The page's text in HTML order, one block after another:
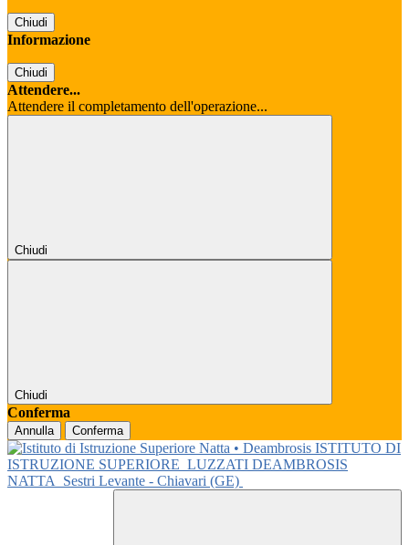
Chiudi
Informazione
Chiudi
Attendere...
Attendere il completamento dell'operazione...
Chiudi
Chiudi
Conferma
Annulla Conferma
ISTITUTO DI
ISTRUZIONE SUPERIORE LUZZATI DEAMBROSIS
NATTA
Sestri Levante - Chiavari (GE)